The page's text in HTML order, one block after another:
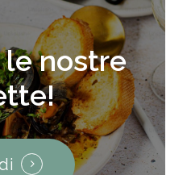
le nostre